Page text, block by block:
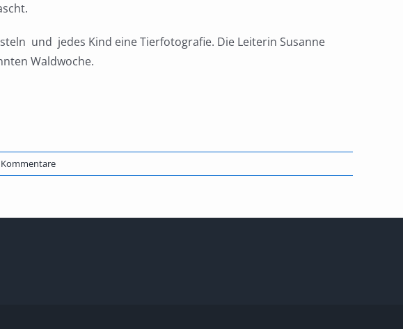
und jedes Kind eine Tierfotografie. Die Leiterin Susanne
Waldwoche.